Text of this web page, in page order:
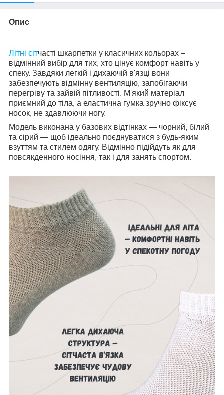
Опис
Літні сітчасті шкарпетки у класичних кольорах –
відмінний вибір для тих, хто цінує комфорт навіть у
спеку. Завдяки легкій і дихаючій в'язці вони
забезпечують відмінну вентиляцію, запобігаючи
перегріву та зайвій пітливості. М'який матеріал
приємний до тіла, а еластична гумка зручно фіксує
носок, не здавлюючи ногу.
Модель виконана у базових відтінках — чорний, білий
та сірий — щоб ідеально поєднуватися з будь-яким
взуттям та стилем одягу. Відмінно підійдуть як для
повсякденного носіння, так і для занять спортом.